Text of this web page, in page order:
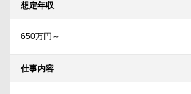
想定年収
650万円～
仕事内容